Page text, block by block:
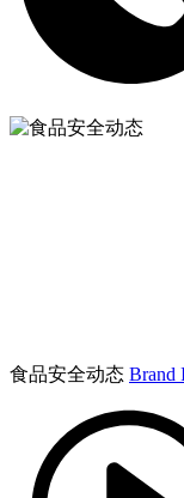
食品安全动态 Brand